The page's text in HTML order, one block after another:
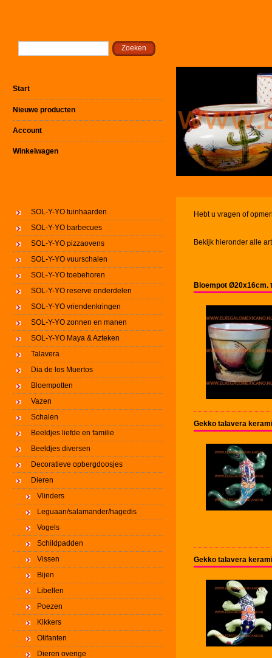
Start
Nieuwe producten
Account
Winkelwagen
SOL-Y-YO tuinhaarden
SOL-Y-YO barbecues
SOL-Y-YO pizzaovens
SOL-Y-YO vuurschalen
SOL-Y-YO toebehoren
SOL-Y-YO reserve onderdelen
SOL-Y-YO vriendenkringen
SOL-Y-YO zonnen en manen
SOL-Y-YO Maya & Azteken
Talavera
Dia de los Muertos
Bloempotten
Vazen
Schalen
Beeldjes liefde en familie
Beeldjes diversen
Decoratieve opbergdoosjes
Dieren
Vlinders
Leguaan/salamander/hagedis
Vogels
Schildpadden
Vissen
Bijen
Libellen
Poezen
Kikkers
Olifanten
Dieren overige
Hebt u vragen of
Bekijk hieronder alle
Bloempot
Gekko talavera
Gekko talavera